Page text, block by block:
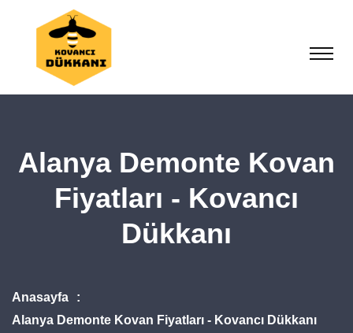
Alanya Demonte Kovan
Fiyatları - Kovancı
Dükkanı
Anasayfa
Alanya Demonte Kovan Fiyatları - Kovancı Dükkanı